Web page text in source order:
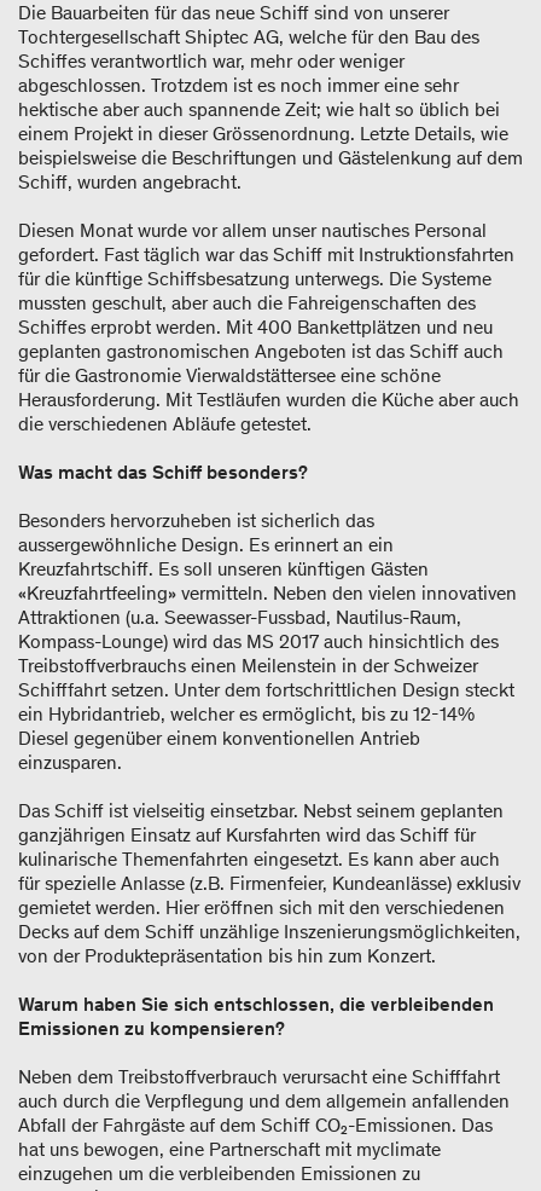
Die Bauarbeiten für das neue Schiff sind von unserer
Tochtergesellschaft Shiptec AG, welche für den Bau des
Schiffes verantwortlich war, mehr oder weniger
abgeschlossen. Trotzdem ist es noch immer eine sehr
hektische aber auch spannende Zeit; wie halt so üblich bei
einem Projekt in dieser Grössenordnung. Letzte Details, wie
beispielsweise die Beschriftungen und Gästelenkung auf dem
Schiff, wurden angebracht.
Diesen Monat wurde vor allem unser nautisches Personal
gefordert. Fast täglich war das Schiff mit Instruktionsfahrten
für die künftige Schiffsbesatzung unterwegs. Die Systeme
mussten geschult, aber auch die Fahreigenschaften des
Schiffes erprobt werden. Mit 400 Bankettplätzen und neu
geplanten gastronomischen Angeboten ist das Schiff auch
für die Gastronomie Vierwaldstättersee eine schöne
Herausforderung. Mit Testläufen wurden die Küche aber auch
die verschiedenen Abläufe getestet.
Was macht das Schiff besonders?
Besonders hervorzuheben ist sicherlich das
aussergewöhnliche Design. Es erinnert an ein
Kreuzfahrtschiff. Es soll unseren künftigen Gästen
«Kreuzfahrtfeeling» vermitteln. Neben den vielen innovativen
Attraktionen (u.a. Seewasser-Fussbad, Nautilus-Raum,
Kompass-Lounge) wird das MS 2017 auch hinsichtlich des
Treibstoffverbrauchs einen Meilenstein in der Schweizer
Schifffahrt setzen. Unter dem fortschrittlichen Design steckt
ein Hybridantrieb, welcher es ermöglicht, bis zu 12-14%
Diesel gegenüber einem konventionellen Antrieb
einzusparen.
Das Schiff ist vielseitig einsetzbar. Nebst seinem geplanten
ganzjährigen Einsatz auf Kursfahrten wird das Schiff für
kulinarische Themenfahrten eingesetzt. Es kann aber auch
für spezielle Anlasse (z.B. Firmenfeier, Kundeanlässe) exklusiv
gemietet werden. Hier eröffnen sich mit den verschiedenen
Decks auf dem Schiff unzählige Inszenierungsmöglichkeiten,
von der Produktepräsentation bis hin zum Konzert.
Warum haben Sie sich entschlossen, die verbleibenden
Emissionen zu kompensieren?
Neben dem Treibstoffverbrauch verursacht eine Schifffahrt
auch durch die Verpflegung und dem allgemein anfallenden
Abfall der Fahrgäste auf dem Schiff CO₂-Emissionen. Das
hat uns bewogen, eine Partnerschaft mit myclimate
einzugehen um die verbleibenden Emissionen zu